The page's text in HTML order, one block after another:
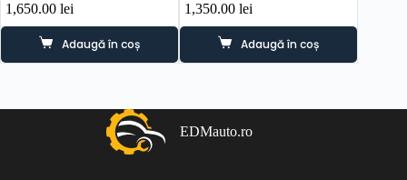
1,650.00 lei
Adaugă în coș
1,350.00lei
Adaugă în coș
EDMauto.ro